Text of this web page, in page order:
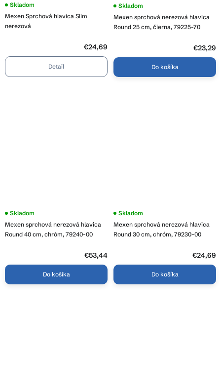
Mexen Sprchová hlavica Slim
nerezová
Priemerné
produktu
je
Skladom
€24,69
Detail
Mexen sprchová nerezová hlavica
Round 25 cm, čierna, 79225-70
Skladom
€23,29
Do košíka
Mexen sprchová nerezová hlavica
Round 40 cm, chróm, 79240-00
Skladom
€53,44
Do košíka
Mexen sprchová nerezová hlavica
Round 30 cm, chróm, 79230-00
Skladom
€24,69
Do košíka